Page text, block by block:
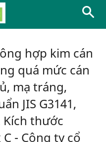
hợp kim cán
quá mức cán
mạ tráng,
JIS G3141,
Kích thước
- Công ty cổ